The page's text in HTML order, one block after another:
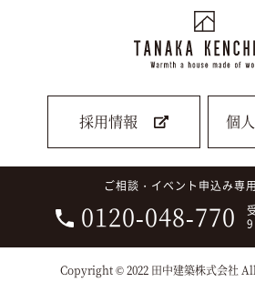
採用情報 個
ご相談・イベント申込み専
0120-048-770
Copyright © 2022 田中建築株式会社